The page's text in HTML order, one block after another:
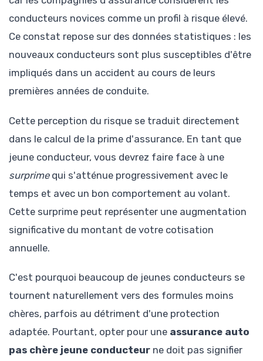
conducteurs novices comme un profil à risque élevé.
Ce constat repose sur des données statistiques : les
nouveaux conducteurs sont plus susceptibles d'être
impliqués dans un accident au cours de leurs
premières années de conduite.
Cette perception du risque se traduit directement
dans le calcul de la prime d'assurance. En tant que
jeune conducteur, vous devrez faire face à une
surprimequi s'atténue progressivement avec le
temps et avec un bon comportement au volant.
Cette surprime peut représenter une augmentation
significative du montant de votre cotisation
annuelle.
C'est pourquoi beaucoup de jeunes conducteurs se
tournent naturellement vers des formules moins
chères, parfois au détriment d'une protection
adaptée. Pourtant, opter pour une assurance auto
pas chère jeune conducteur ne doit pas signifier